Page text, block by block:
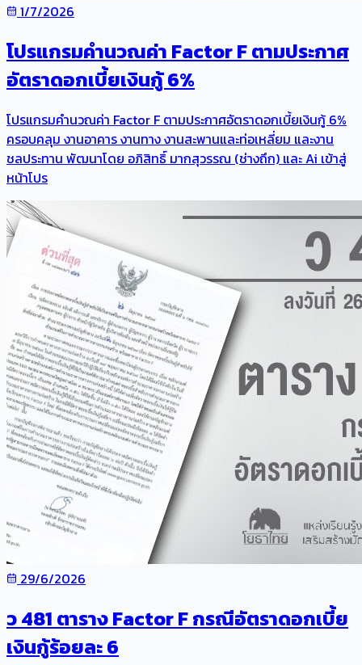
1/7/2026
โปรแกรมคำนวณค่า Factor F ตามประกาศ
อัตราดอกเบี้ยเงินกู้ 6%
โปรแกรมคำนวณค่า Factor F ตามประกาศอัตราดอกเบี้ยเงินกู้ 6%
ครอบคลุม งานอาคาร งานทาง งานสะพานและท่อเหลี่ยม และงาน
ชลประทาน พัฒนาโดย อภิสิทธิ์ มากสุวรรณ (ช่างถึก) และ Ai เข้าสู่
หน้าโปร
29/6/2026
ว 481 ตาราง Factor F กรณีอัตราดอกเบี้ย
เงินกู้ร้อยละ 6